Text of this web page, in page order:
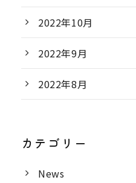
2022年10月
2022年9月
2022年8月
カテゴリー
News